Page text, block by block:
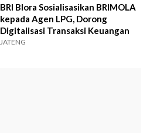
BRI Blora Sosialisasikan BRIMOLA
kepada Agen LPG, Dorong
Digitalisasi Transaksi Keuangan
JATENG